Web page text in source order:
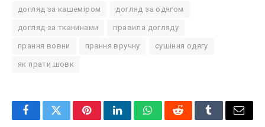
догляд за кашеміром догляд за одягом
догляд за тканинами правила догляду
прання вовни прання вручну сушіння одягу
як прати шовк
FacebookTwitterPinterestLinkedInWhatsAppRedditTumblrEmail